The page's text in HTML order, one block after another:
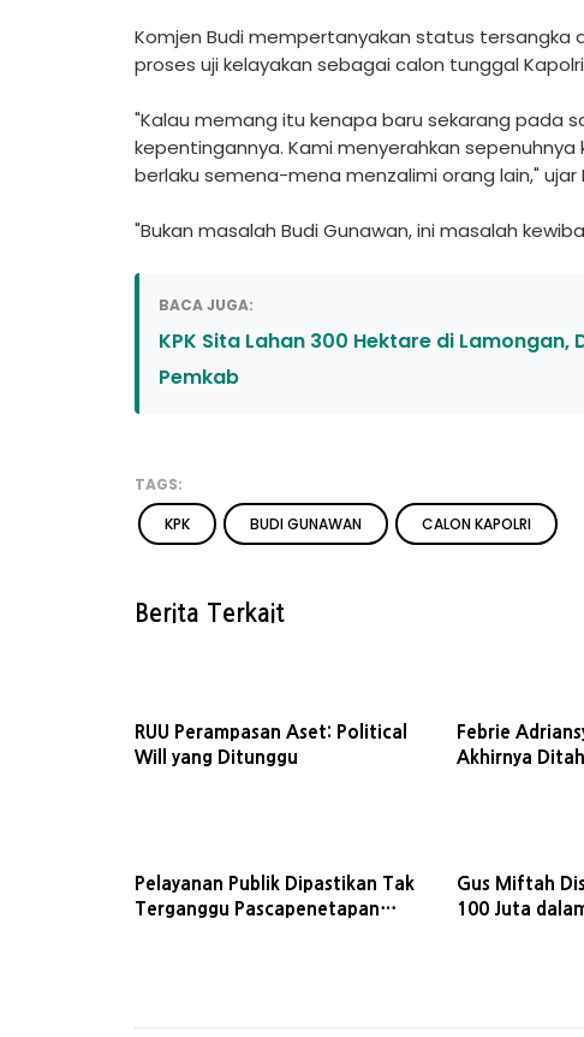
Komjen Budi mempertanyakan status tersangka
proses uji kelayakan sebagai calon tunggal Kapolri
"Kalau memang itu kenapa baru sekarang pada
kepentingannya. Kami menyerahkan
berlaku semena-mena menzalimi orang lain," ujar
"Bukan masalah Budi Gunawan, ini masalah
BACA JUGA:
KPK Sita Lahan 300 Hektare di
Pemkab
TAGS:
KPK
BUDI GUNAWAN CALON KAPOLRI
Berita Terkait
RUU Perampasan Aset: Political
Will yang Ditunggu
Febrie
Akhirnya
Pelayanan Publik Dipastikan Tak
Terganggu Pascapenetapan
Gus Miftah
100 Juta